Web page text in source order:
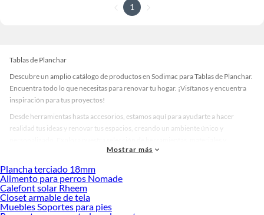
1
Tablas de Planchar
Descubre un amplio catálogo de productos en Sodimac para Tablas de Planchar.
Encuentra todo lo que necesitas para renovar tu hogar. ¡Visítanos y encuentra
inspiración para tus proyectos!
Desde herramientas hasta accesorios, estamos aquí para ayudarte a hacer
realidad tus ideas y renovar tus espacios, creando un ambiente único y
accesorios de calidad que te ayudarán a crear un espacio más tú.
Desde remodelaciones hasta proyectos de decoración, estamos aquí para hacer
tus ideas realidad. ¡Visítanos y encuentra todo lo que tenemos para ofrecerte en
Tablas de Planchar!
Explora la variedad de productos de Tablas de Planchar en Sodimac
Mostrar más
Plancha terciado 18mm
Alimento para perros Nomade
Calefont solar Rheem
Closet armable de tela
Muebles Soportes para pies